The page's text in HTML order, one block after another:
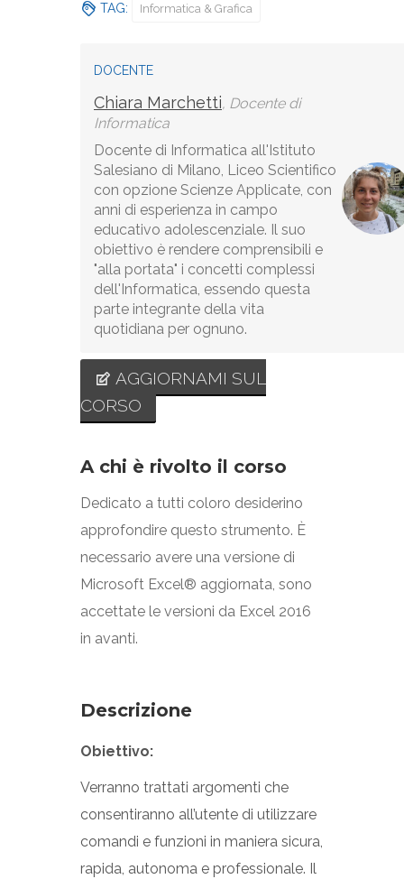
TAG: Informatica & Grafica
DOCENTE
Chiara Marchetti, Docente di
Informatica
Docente di Informatica all'Istituto
Salesiano di Milano, Liceo Scientifico
con opzione Scienze Applicate, con
anni di esperienza in campo
educativo adolescenziale. Il suo
obiettivo è rendere comprensibili e
"alla portata" i concetti complessi
dell'Informatica, essendo questa
parte integrante della vita
quotidiana per ognuno.
AGGIORNAMI SUL
CORSO
A chi è rivolto il corso
Dedicato a tutti coloro desiderino
approfondire questo strumento. È
necessario avere una versione di
Microsoft Excel® aggiornata, sono
accettate le versioni da Excel 2016
in avanti.
Descrizione
Obiettivo:
Verranno trattati argomenti che
consentiranno all’utente di utilizzare
comandi e funzioni in maniera sicura,
rapida, autonoma e professionale. Il